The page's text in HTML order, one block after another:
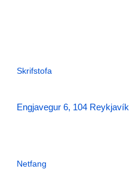
Skrifstofa
Engjavegur 6, 104 Reykjavík
Netfang